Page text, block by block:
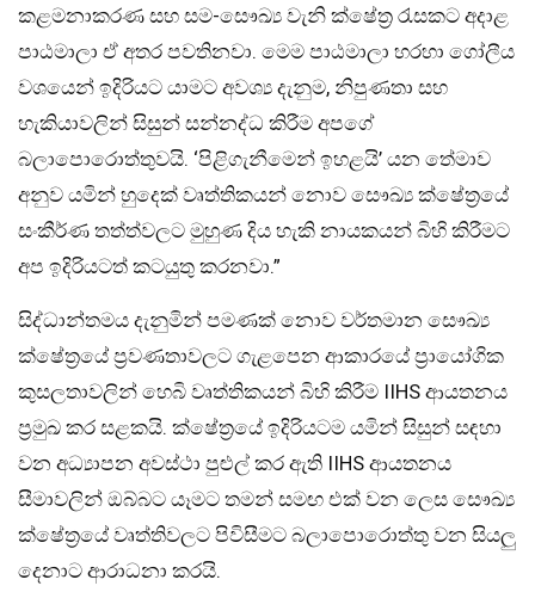
කළමනාකරණ සහ සම-සෞඛ්‍ය වැනි ක්ෂේත්‍ර රැසකට අදාළ
පාඨමාලා ඒ අතර පවතිනවා. මෙම පාඨමාලා හරහා ගෝලීය
වශයෙන් ඉදිරියට යාමට අවශ්‍ය දැනුම, නිපුණතා සහ
හැකියාවලින් සිසුන් සන්නද්ධ කිරීම අපගේ
බලාපොරොත්තුවයි. ‘පිළිගැනීමෙන් ඉහළයි’ යන තේමාව
අනුව යමින් හුදෙක් වෘත්තිකයන් නොව සෞඛ්‍ය ක්ෂේත්‍රයේ
සංකීර්ණ තත්ත්වලට මුහුණ දිය හැකි නායකයන් බිහි කිරීමට
අප ඉදිරියටත් කටයුතු කරනවා.”
සිද්ධාන්තමය දැනුමින් පමණක් නොව වර්තමාන සෞඛ්‍ය
ක්ෂේත්‍රයේ ප්‍රවණතාවලට ගැළපෙන ආකාරයේ ප්‍රායෝගික
කුසලතාවලින් හෙබි වෘත්තිකයන් බිහි කිරීම IIHS ආයතනය
ප්‍රමුඛ කර සළකයි. ක්ෂේත්‍රයේ ඉදිරියටම යමින් සිසුන් සඳහා
වන අධ්‍යාපන අවස්ථා පුළුල් කර ඇති IIHS ආයතනය
සීමාවලින් ඔබ්බට යෑමට තමන් සමඟ එක් වන ලෙස සෞඛ්‍ය
ක්ෂේත්‍රයේ වෘත්තිවලට පිවිසීමට බලාපොරොත්තු වන සියලු
දෙනාට ආරාධනා කරයි.